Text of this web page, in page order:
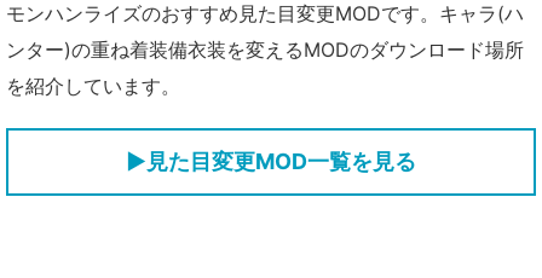
モンハンライズのおすすめ見た目変更MODです。キャラ(ハ
ンター)の重ね着装備衣装を変えるMODのダウンロード場所
を紹介しています。
▶見た目変更MOD一覧を見る